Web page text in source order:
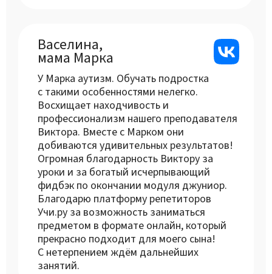
Васелина,
мама Марка
У Марка аутизм. Обучать подростка
с такими особенностями нелегко.
Восхищает находчивость и
профессионализм нашего преподавателя
Виктора. Вместе с Марком они
добиваются удивительных результатов!
Огромная благодарность Виктору за
уроки и за богатый исчерпывающий
фидбэк по окончании модуля джуниор.
Благодарю платформу репетиторов
Учи.ру за возможность заниматься
предметом в формате онлайн, который
прекрасно подходит для моего сына!
С нетерпением ждём дальнейших
занятий.